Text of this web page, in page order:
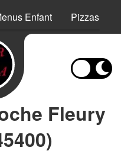
Enfant Pizzas
Fleury